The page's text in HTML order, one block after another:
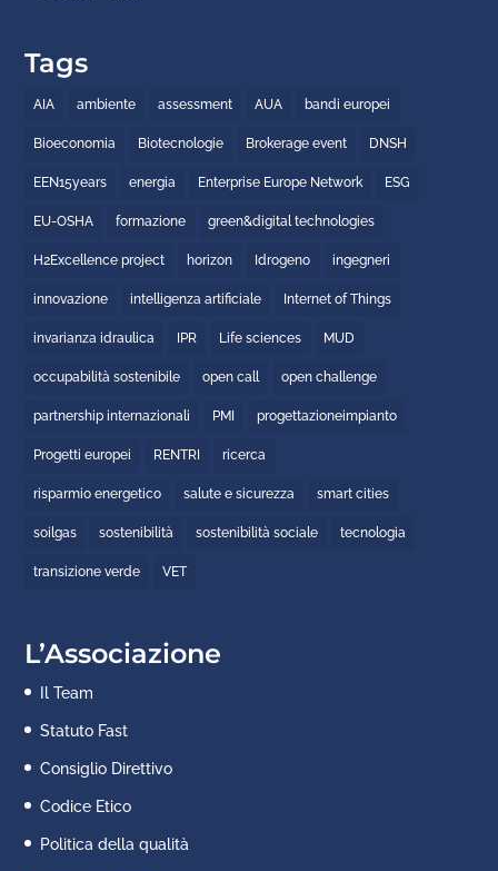
Tags
AIA ambiente assessment AUA bandi europei
Bioeconomia Biotecnologie Brokerage event DNSH
EEN15years energia Enterprise Europe Network ESG
EU-OSHA formazione green&digital technologies
H2Excellence project horizon Idrogeno ingegneri
innovazione intelligenza artificiale Internet of Things
invarianza idraulica IPR Life sciences MUD
occupabilità sostenibile open call open challenge
partnership internazionali PMI progettazioneimpianto
Progetti europei RENTRI ricerca
risparmio energetico salute e sicurezza smart cities
soilgas sostenibilità sostenibilità sociale tecnologia
transizione verde VET
L’Associazione
Il Team
Statuto Fast
Consiglio Direttivo
Codice Etico
Politica della qualità